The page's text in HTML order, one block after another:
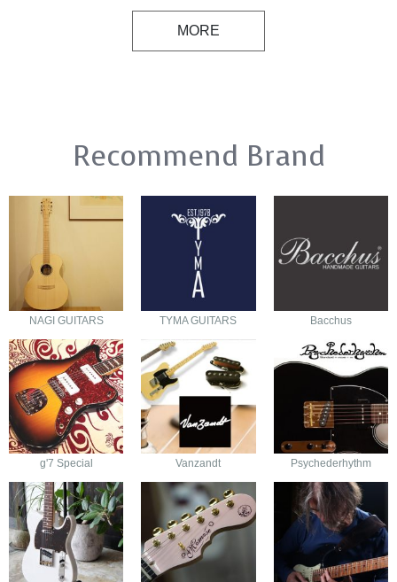
MORE
Recommend Brand
NAGI GUITARS TYMA GUITARS Bacchus
g'7 Special Vanzandt Psychederhythm